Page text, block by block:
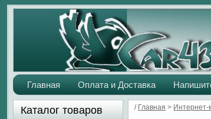
Главная Оплата и Доставка
/ Главная > Интернет-
Каталог товаров